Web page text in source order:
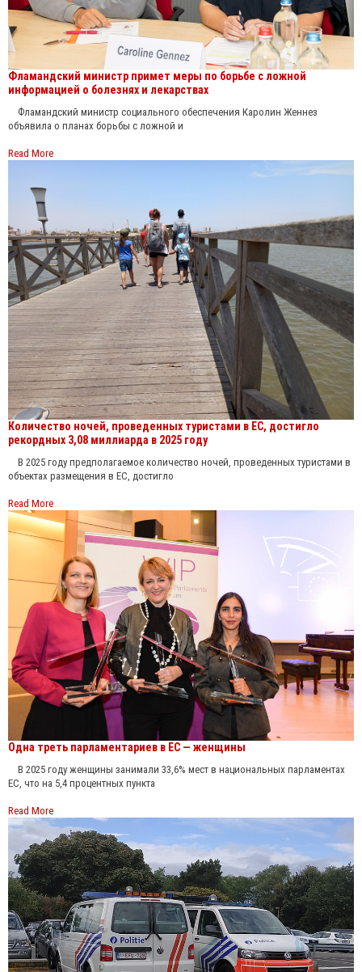
Фламандский министр примет меры по борьбе с ложной
информацией о болезнях и лекарствах
Фламандский министр социального обеспечения Каролин Женнез
объявила о планах борьбы с ложной и
Read More
Количество ночей, проведенных туристами в ЕС, достигло
рекордных 3,08 миллиарда в 2025 году
В 2025 году предполагаемое количество ночей, проведенных туристами в
объектах размещения в ЕС, достигло
Read More
Одна треть парламентариев в ЕС — женщины
В 2025 году женщины занимали 33,6% мест в национальных парламентах
ЕС, что на 5,4 процентных пункта
Read More